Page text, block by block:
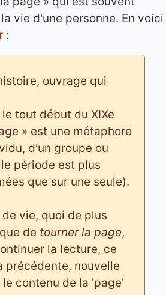
vie d'une personne. En voici
:
ouvrage qui
tout début du XIXe
» est une métaphore
d'un groupe ou
période est plus
que sur une seule).
vie, quoi de plus
de tourner la page,
la lecture, ce
précédente, nouvelle
contenu de la 'page'